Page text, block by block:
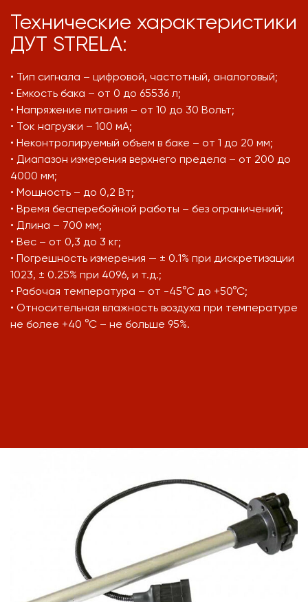
Технические характеристики
ДУТ STRELA:
• Тип сигнала – цифровой, частотный, аналоговый;
• Емкость бака – от 0 до 65536 л;
• Напряжение питания – от 10 до 30 Вольт;
• Ток нагрузки – 100 мА;
• Неконтролируемый объем в баке – от 1 до 20 мм;
• Диапазон измерения верхнего предела – от 200 до
4000 мм;
• Мощность – до 0,2 Вт;
• Время бесперебойной работы – без ограничений;
• Длина – 700 мм;
• Вес – от 0,3 до 3 кг;
• Погрешность измерения — ± 0.1% при дискретизации
1023, ± 0.25% при 4096, и т.д.;
• Рабочая температура – от -45°С до +50°С;
• Относительная влажность воздуха при температуре
не более +40 °С – не больше 95%.